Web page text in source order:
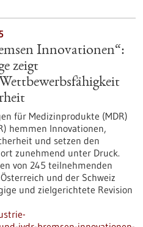
Innovationen“:
zeigt
für Medizinprodukte (MDR)
hemmen Innovationen,
und setzen den
zunehmend unter Druck.
von 245 teilnehmenden
und der Schweiz
und zielgerichtete Revision